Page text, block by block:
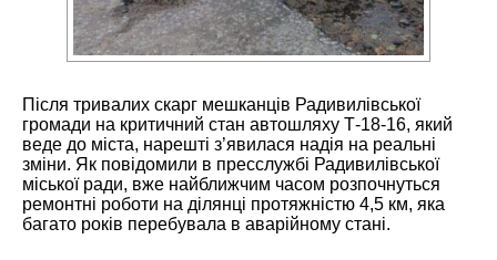
Після тривалих скарг мешканців Радивилівської
громади на критичний стан автошляху Т-18-16, який
веде до міста, нарешті з’явилася надія на реальні
зміни. Як повідомили в пресслужбі Радивилівської
міської ради, вже найближчим часом розпочнуться
ремонтні роботи на ділянці протяжністю 4,5 км, яка
багато років перебувала в аварійному стані.